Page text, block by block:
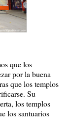
que los
por la buena
que los templos
Su
los templos
los santuarios